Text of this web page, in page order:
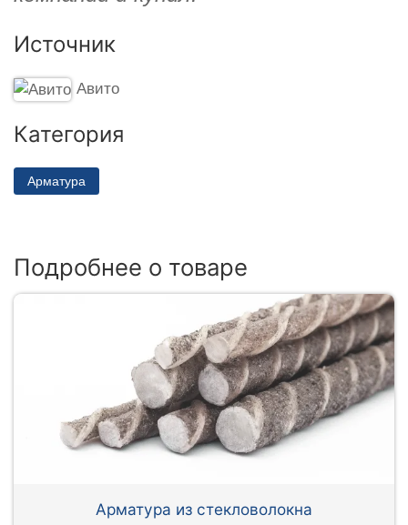
Источник
Авито
Категория
Арматура
Подробнее о товаре
Арматура из стекловолокна